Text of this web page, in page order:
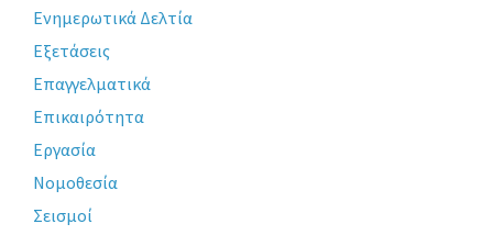
Ενημερωτικά Δελτία
Εξετάσεις
Επαγγελματικά
Επικαιρότητα
Εργασία
Νομοθεσία
Σεισμοί